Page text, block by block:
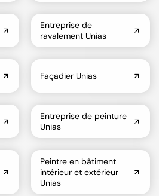
Entreprise de
ravalement Unias
Façadier Unias
Entreprise de peinture
Unias
Peintre en bâtiment
intérieur et extérieur
Unias